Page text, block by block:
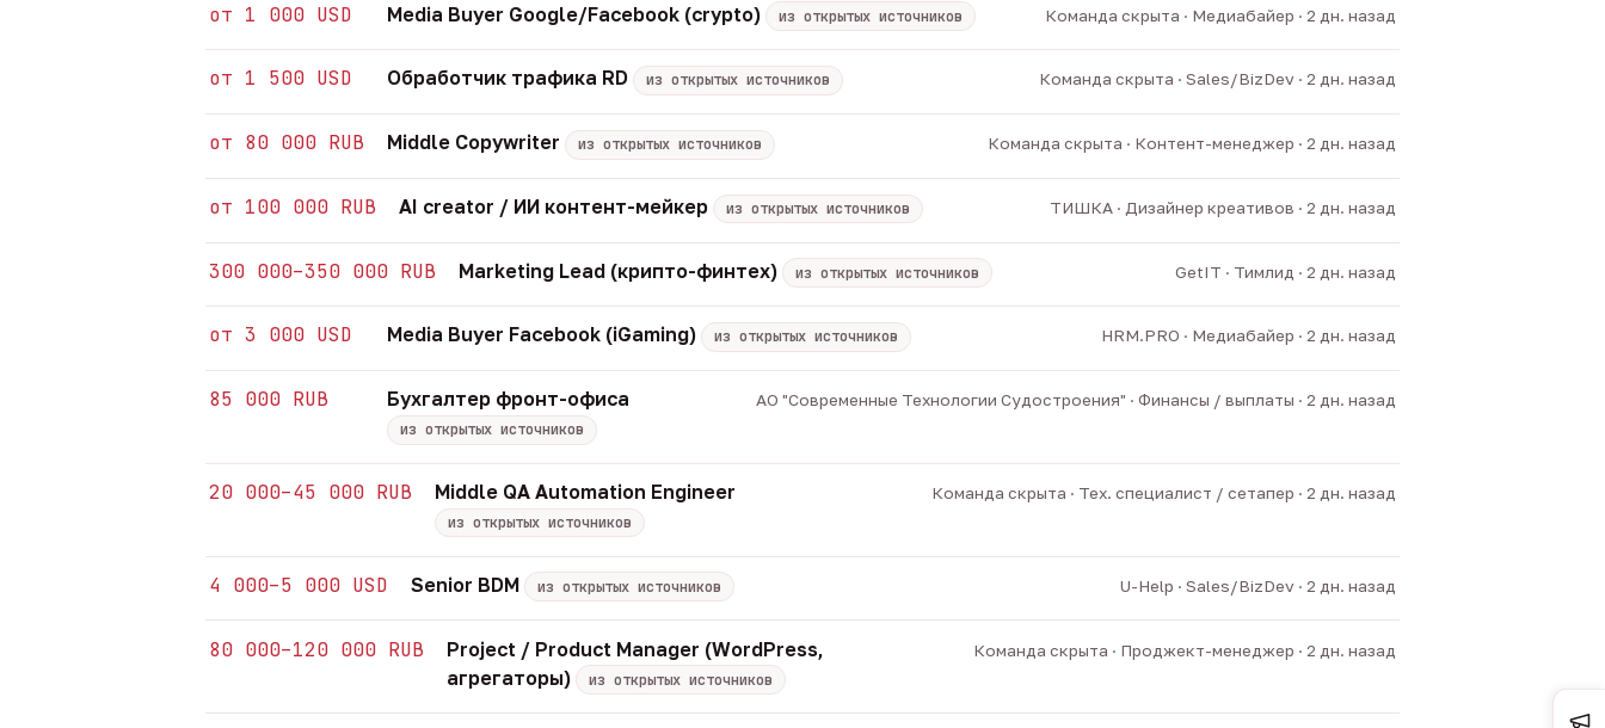
от 1 000 USD Media Buyer Google/Facebook (crypto) из открытых источников Команда скрыта · Медиабайер · 2 дн. назад
от 1 500 USD Обработчик трафика RD из открытых источников Команда скрыта · Sales/BizDev · 2 дн. назад
от 80 000 RUB Middle Copywriter из открытых источников Команда скрыта · Контент-менеджер · 2 дн. назад
от 100 000 RUB AI creator / ИИ контент-мейкер из открытых источников ТИШКА · Дизайнер креативов · 2 дн. назад
300 000–350 000 RUB Marketing Lead (крипто-финтех) из открытых источников GetIT · Тимлид · 2 дн. назад
от 3 000 USD Media Buyer Facebook (iGaming) из открытых источников HRM.PRO · Медиабайер · 2 дн. назад
85 000 RUB Бухгалтер фронт-офиса
из открытых источников
АО "Современные Технологии Судостроения" · Финансы / выплаты · 2 дн. назад
20 000–45 000 RUB Middle QA Automation Engineer
из открытых источников
Команда скрыта · Тех. специалист / сетапер · 2 дн. назад
4 000–5 000 USD Senior BDM из открытых источников U-Help · Sales/BizDev · 2 дн. назад
80 000–120 000 RUB
Project / Product Manager (WordPress,
агрегаторы)
из открытых источников
Команда скрыта · Проджект-менеджер · 2 дн. назад